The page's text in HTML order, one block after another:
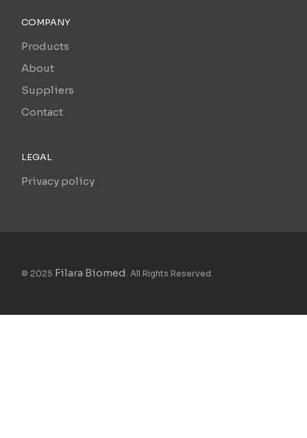
COMPANY
Products
About
Suppliers
Contact
LEGAL
Privacy policy
© 2025 Filara Biomed . All Rights Reserved.